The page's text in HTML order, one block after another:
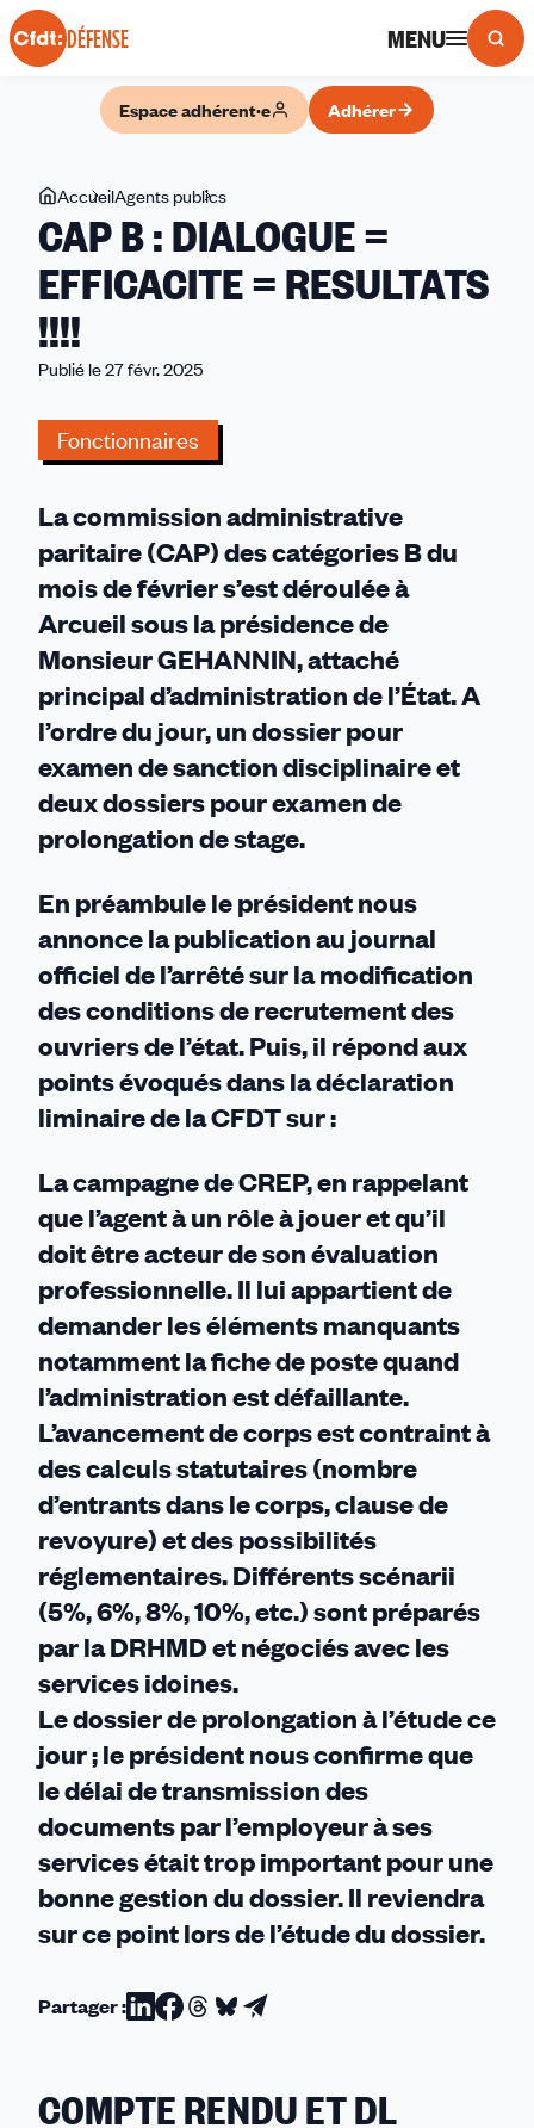
Panneau de gestion des cookies
DÉFENSE MENU
Espace adhérent·e Adhérer
Vous
êtes
ici
AccueilAgents publics
B
:
DIALOGUE
CAP B : DIALOGUE =
EFFICACITE = RESULTATS
!!!!
Publié le 27 févr. 2025
Fonctionnaires
La commission administrative
paritaire (CAP) des catégories B du
mois de février s’est déroulée à
Arcueil sous la présidence de
Monsieur GEHANNIN, attaché
principal d’administration de l’État. A
l’ordre du jour, un dossier pour
examen de sanction disciplinaire et
deux dossiers pour examen de
prolongation de stage.
En préambule le président nous
annonce la publication au journal
officiel de l’arrêté sur la modification
des conditions de recrutement des
ouvriers de l’état. Puis, il répond aux
points évoqués dans la déclaration
liminaire de la CFDT sur :
La campagne de CREP, en rappelant
que l’agent à un rôle à jouer et qu’il
doit être acteur de son évaluation
professionnelle. Il lui appartient de
demander les éléments manquants
notamment la fiche de poste quand
l’administration est défaillante.
L’avancement de corps est contraint à
des calculs statutaires (nombre
d’entrants dans le corps, clause de
revoyure) et des possibilités
réglementaires. Différents scénarii
(5%, 6%, 8%, 10%, etc.) sont préparés
par la DRHMD et négociés avec les
services idoines.
Le dossier de prolongation à l’étude ce
jour ; le président nous confirme que
le délai de transmission des
documents par l’employeur à ses
services était trop important pour une
bonne gestion du dossier. Il reviendra
sur ce point lors de l’étude du dossier.
Partager :Partager
Linkedin
Partager
Facebook
Partager
Threads
Partager
Bluesky
Partager
email
COMPTE RENDU ET DL